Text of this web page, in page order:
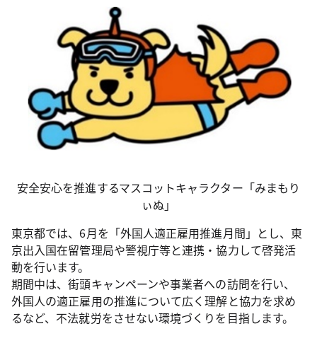
安全安心を推進するマスコットキャラクター「みまもり
ぃぬ」
東京都では、6月を「外国人適正雇用推進月間」とし、東
京出入国在留管理局や警視庁等と連携・協力して啓発活
動を行います。
期間中は、街頭キャンペーンや事業者への訪問を行い、
外国人の適正雇用の推進について広く理解と協力を求め
るなど、不法就労をさせない環境づくりを目指します。